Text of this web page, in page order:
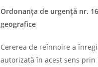
Ordonanţa de urgenţă nr.
geografice
Cererea de reînnoire a
autorizată în acest sens